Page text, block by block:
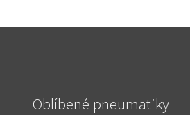
Oblíbené pneumatiky